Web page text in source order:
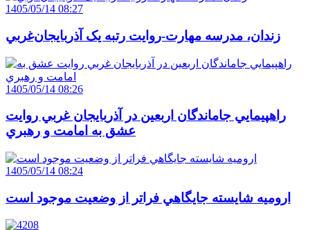
1405/05/14 08:27
زندان، مدرسه مهارت-روايت رتبه يک آذربايجان‌غربي
1405/05/14 08:26
راهپيمايي جاماندگان اربعين در آذربايجان غربي روايت
عشق به امامت و رهبري
1405/05/14 08:24
اروميه شايسته جايگاهي فراتر از وضعيت موجود است